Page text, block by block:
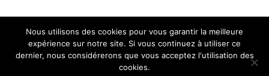
Nous utilisons des cookies pour vous garantir la meilleure
expérience sur notre site. Si vous continuez à utiliser ce
dernier, nous considérerons que vous acceptez l'utilisation des
cookies.